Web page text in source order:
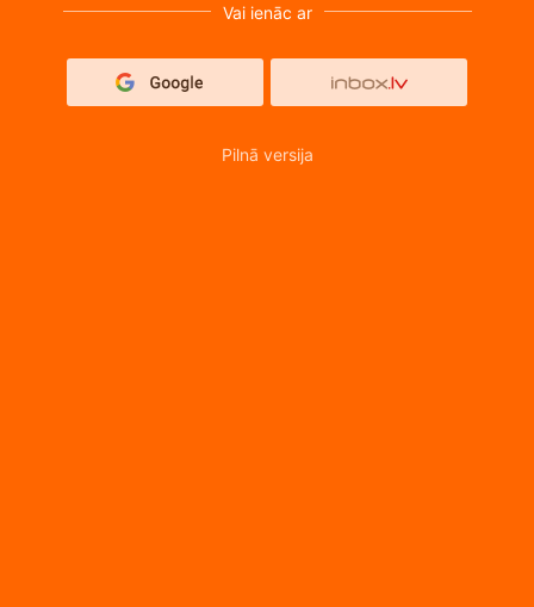
Vai ienāc ar
Pilnā versija